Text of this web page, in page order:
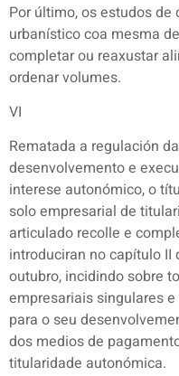
Por último, os estudos
urbanístico coa mesma
completar ou reaxustar
ordenar volumes.
VI
Rematada a regulación
desenvolvemento e
interese autonómico, o
solo empresarial de
articulado recolle e
introduciran no capítulo
outubro, incidindo sobre
empresariais singulares
para o seu
dos medios de
titularidade autonómica.